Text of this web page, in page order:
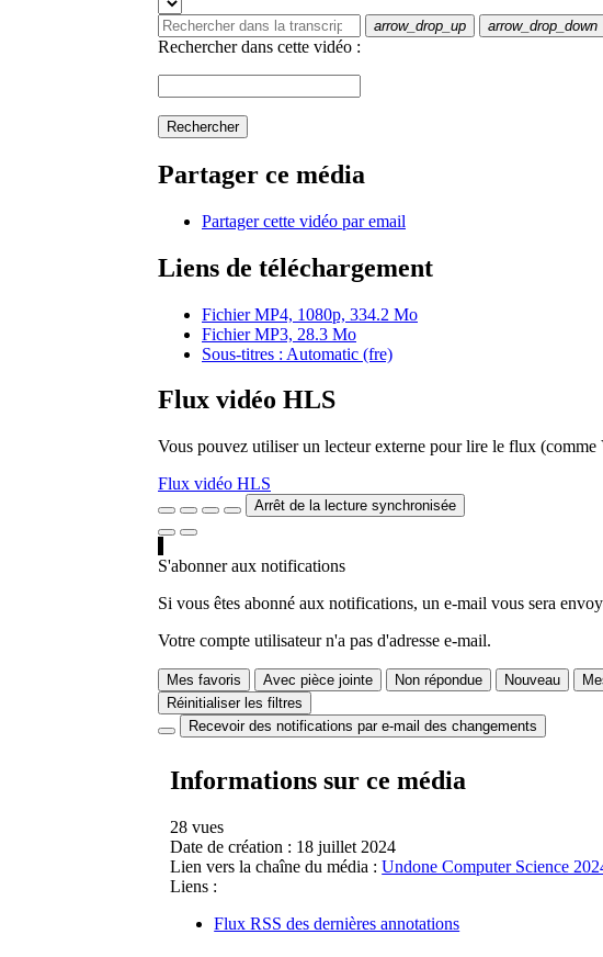
arrow_drop_up arrow_drop_down
Rechercher dans cette vidéo :
Rechercher
Partager ce média
Partager cette vidéo par email
Liens de téléchargement
Fichier MP4, 1080p, 334.2 Mo
Fichier MP3, 28.3 Mo
Sous-titres : Automatic (fre)
Flux vidéo HLS
Vous pouvez utiliser un lecteur externe pour lire le flux
Flux vidéo HLS
Arrêt de la lecture synchronisée
S'abonner aux notifications
Si vous êtes abonné aux notifications, un e-mail vous sera
Votre compte utilisateur n'a pas d'adresse e-mail.
Mes favoris Avec pièce jointe Non répondue Nouveau
Réinitialiser les filtres
Recevoir des notifications par e-mail des changements
Informations sur ce média
28 vues
Date de création : 18 juillet 2024
Lien vers la chaîne du média : Undone Computer Science
Liens :
Flux RSS des dernières annotations